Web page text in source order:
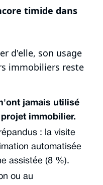
timide dans
d'elle, son usage
immobiliers reste
jamais utilisé
immobilier.
: la visite
automatisée
assistée (8 %).
ou au